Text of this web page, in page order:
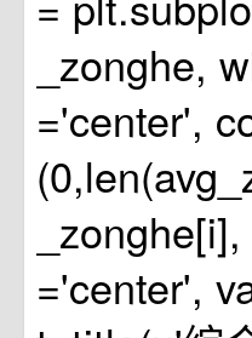
_zonghe,
='center',
='center',